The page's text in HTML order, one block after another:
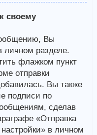
своему
Вы
личном разделе.
флажком пункт
отправки
Вы также
подписи по
сделав
«Отправка
в личном